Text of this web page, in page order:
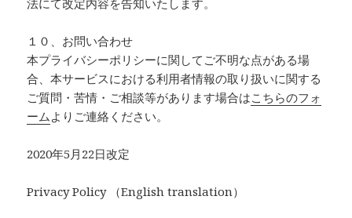
法にて改定内容を告知いたします。
１０、お問い合わせ
本プライバシーポリシーに関してご不明な点がある場
合、本サービスにおける利用者情報の取り扱いに関する
ご質問・苦情・ご相談等があります場合はこちらのフォ
ームよりご連絡ください。
2020年5月22日改定
Privacy Policy （English translation）